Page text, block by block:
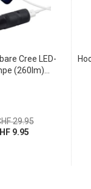
Cree LED-
(260lm)...
29.95
9.95